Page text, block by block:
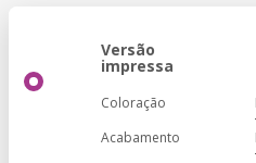
Versão
impressa
Coloração
Acabamento